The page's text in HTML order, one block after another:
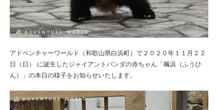
アドベンチャーワールド（和歌山県白浜町）で２０２０年１１月２２
日（日） に誕生したジャイアントパンダの赤ちゃん「楓浜（ふうひ
ん）」の本日の様子をお知らせいたします。